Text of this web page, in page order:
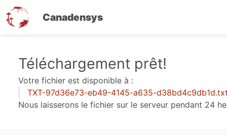
Canadensys
contenu
principal
Téléchargement prêt!
Votre fichier est disponible à :
TXT-97d36e73-eb49-4145-a635-
Nous laisserons le fichier sur le serveur pendant 24